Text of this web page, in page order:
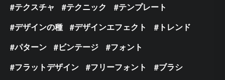
テクスチャ
テクニック
テンプレート
デザインの種
デザインエフェクト
トレンド
パターン
ビンテージ
フォント
フラットデザイン
フリーフォント
ブラシ